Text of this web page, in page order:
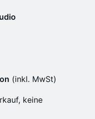
(inkl. MwSt)
keine